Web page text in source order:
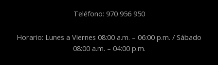
Teléfono: 970 956 950
Horario: Lunes a Viernes 08:00 a.m. – 06:00 p.m. / Sábado
08:00 a.m. – 04:00 p.m.